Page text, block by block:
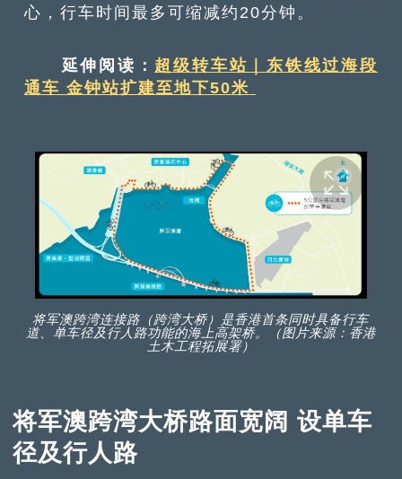
心，行车时间最多可缩减约20分钟。
延伸阅读： 超级转车站｜东铁线过海段
通车 金钟站扩建至地下50米
将军澳跨湾连接路（跨湾大桥）是香港首条同时具备行车
道、单车径及行人路功能的海上高架桥。（图片来源：香港
土木工程拓展署）
将军澳跨湾大桥路面宽阔 设单车
径及行人路